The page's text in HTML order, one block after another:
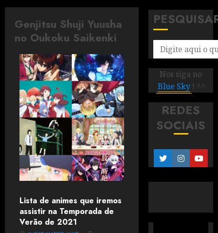
Genjitsu Shuji Yuusha
no Oukoku Saikenki
Lista de animes que iremos
assistir na Temporada de
Verão de 2021
Nos siga no
Blue Sky ! ^^
REDES
SOCIAIS